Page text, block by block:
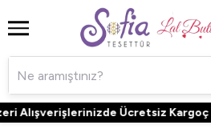
Ücretsiz Kargoç